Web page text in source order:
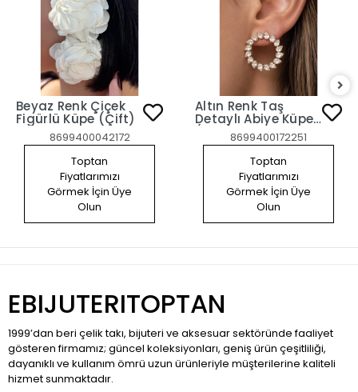
Beyaz Renk Çiçek
Figürlü Küpe (Çift)
8699400042172
Toptan
Fiyatlarımızı
Görmek İçin Üye
Olun
Altın Renk Taş
Detaylı Abiye Küpe
(Çift)8699400172251
Toptan
Fiyatlarımızı
Görmek İçin Üye
Olun
EBIJUTERITOPTAN
1999’dan beri çelik takı, bijuteri ve aksesuar sektöründe faaliyet
gösteren firmamız; güncel koleksiyonları, geniş ürün çeşitliliği,
dayanıklı ve kullanım ömrü uzun ürünleriyle müşterilerine kaliteli
hizmet sunmaktadır.